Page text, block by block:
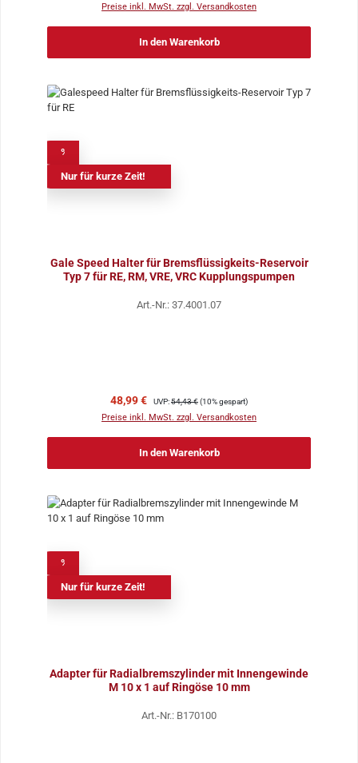
Preise inkl. MwSt. zzgl. Versandkosten
In den Warenkorb
Nur für kurze Zeit!
Gale Speed Halter für Bremsflüssigkeits-Reservoir
Typ 7 für RE, RM, VRE, VRC Kupplungspumpen
Art.-Nr.: 37.4001.07
Verkaufspreis:
48,99 € Regulärer Preis:
UVP:54,43 €(10% gespart)
Preise inkl. MwSt. zzgl. Versandkosten
In den Warenkorb
Nur für kurze Zeit!
Adapter für Radialbremszylinder mit Innengewinde
M 10 x 1 auf Ringöse 10 mm
Art.-Nr.: B170100